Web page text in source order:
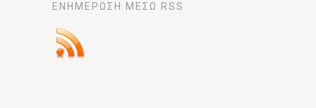
ΕΝΗΜΈΡΩΣΉ ΜΕΣΩ RSS